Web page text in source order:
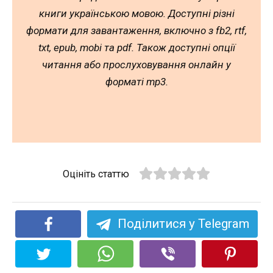
книги українською мовою. Доступні різні
формати для завантаження, включно з fb2, rtf,
txt, epub, mobi та pdf. Також доступні опції
читання або прослуховування онлайн у
форматі mp3.
Оцініть статтю
Поділитися у Telegram